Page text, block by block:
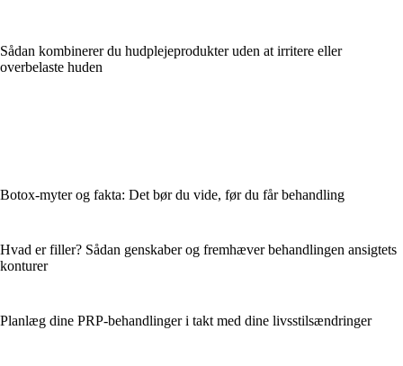
Sådan kombinerer du hudplejeprodukter uden at irritere eller
overbelaste huden
Botox-myter og fakta: Det bør du vide, før du får behandling
Hvad er filler? Sådan genskaber og fremhæver behandlingen ansigtets
konturer
Planlæg dine PRP-behandlinger i takt med dine livsstilsændringer